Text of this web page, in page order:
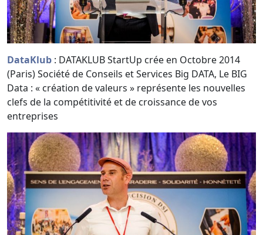
DataKlub : DATAKLUB StartUp crée en Octobre 2014
(Paris) Société de Conseils et Services Big DATA, Le BIG
Data : « création de valeurs » représente les nouvelles
clefs de la compétitivité et de croissance de vos
entreprises